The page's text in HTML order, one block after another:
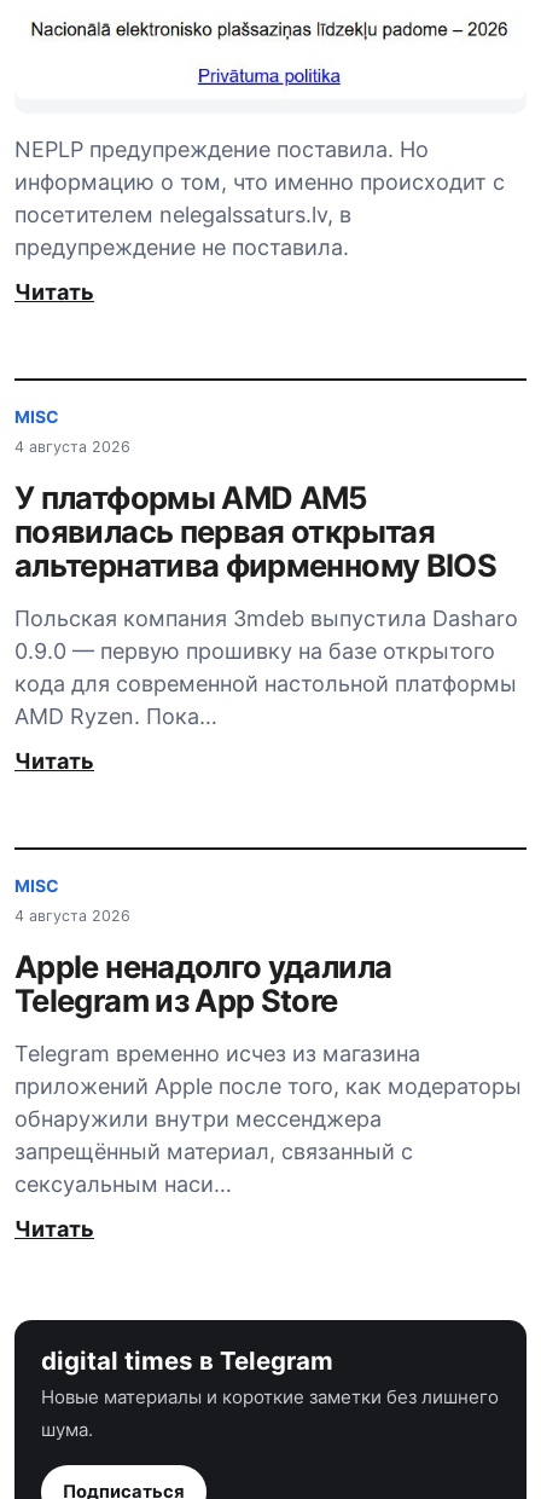
NEPLP предупреждение поставила. Но
информацию о том, что именно происходит с
посетителем nelegalssaturs.lv, в
предупреждение не поставила.
Читать
MISC
4 августа 2026
У платформы AMD AM5
появилась первая открытая
альтернатива фирменному BIOS
Польская компания 3mdeb выпустила Dasharo
0.9.0 — первую прошивку на базе открытого
кода для современной настольной платформы
AMD Ryzen. Пока…
Читать
MISC
4 августа 2026
Apple ненадолго удалила
Telegram из App Store
Telegram временно исчез из магазина
приложений Apple после того, как модераторы
обнаружили внутри мессенджера
запрещённый материал, связанный с
сексуальным наси…
Читать
digital times в Telegram
Новые материалы и короткие заметки без лишнего
шума.
Подписаться